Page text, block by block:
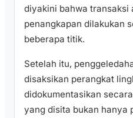
diyakini bahwa transaksi
penangkapan dilakukan
beberapa titik.
Setelah itu,
disaksikan perangkat
didokumentasikan
yang disita bukan hanya